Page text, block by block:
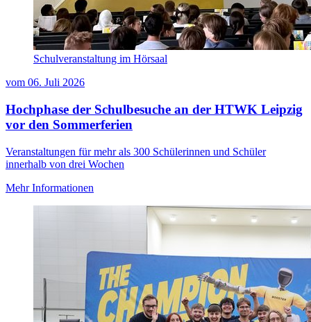
Schulveranstaltung im Hörsaal
vom 06. Juli 2026
Hochphase der Schulbesuche an der HTWK Leipzig
vor den Sommerferien
Veranstaltungen für mehr als 300 Schülerinnen und Schüler
innerhalb von drei Wochen
Mehr Informationen